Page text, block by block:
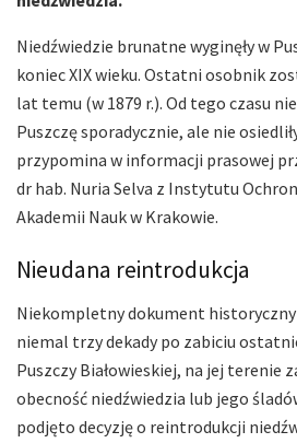
Niedźwiedzie brunatne wyginęły w
koniec XIX wieku. Ostatni osobnik
lat temu (w 1879 r.). Od tego czasu
Puszczę sporadycznie, ale nie
przypomina w informacji prasowej
dr hab. Nuria Selva z Instytutu
Akademii Nauk w Krakowie.
Nieudana reintrodukcja
Niekompletny dokument historyczny
niemal trzy dekady po zabiciu
Puszczy Białowieskiej, na jej terenie
obecność niedźwiedzia lub jego
podjęto decyzję o reintrodukcji